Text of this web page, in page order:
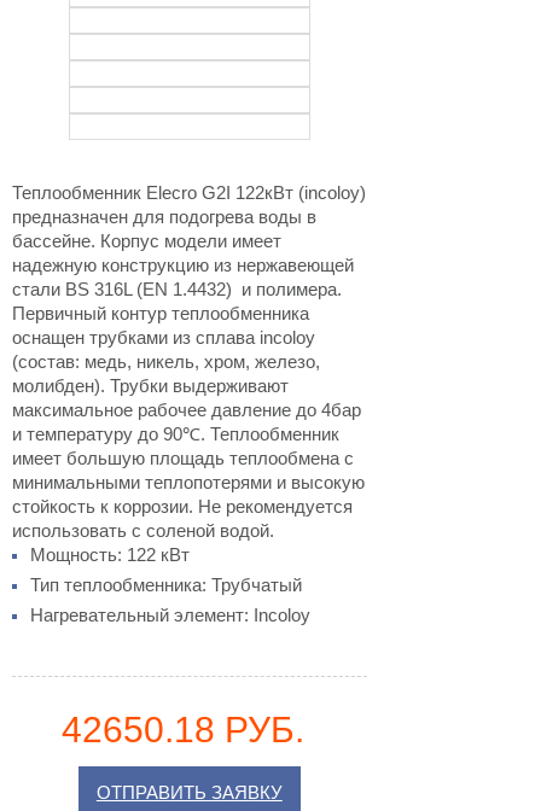
Теплообменник Elecro G2I 122кВт (incoloy)
предназначен для подогрева воды в
бассейне. Корпус модели имеет
надежную конструкцию из нержавеющей
стали BS 316L (EN 1.4432) и полимера.
Первичный контур теплообменника
оснащен трубками из сплава incoloy
(состав: медь, никель, хром, железо,
молибден). Трубки выдерживают
максимальное рабочее давление до 4бар
и температуру до 90℃. Теплообменник
имеет большую площадь теплообмена с
минимальными теплопотерями и высокую
стойкость к коррозии. Не рекомендуется
использовать с соленой водой.
Мощность: 122 кВт
Тип теплообменника: Трубчатый
Нагревательный элемент: Incoloy
42650.18 РУБ.
ОТПРАВИТЬ ЗАЯВКУ